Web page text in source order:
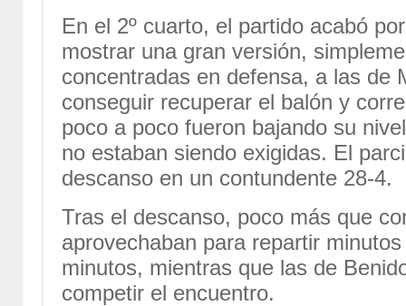
En el 2º cuarto, el partido acabó
mostrar una gran versión,
concentradas en defensa, a las de
conseguir recuperar el balón y
poco a poco fueron bajando su
no estaban siendo exigidas. El
descanso en un contundente 28-4.
Tras el descanso, poco más que
aprovechaban para repartir
minutos, mientras que las de
competir el encuentro.